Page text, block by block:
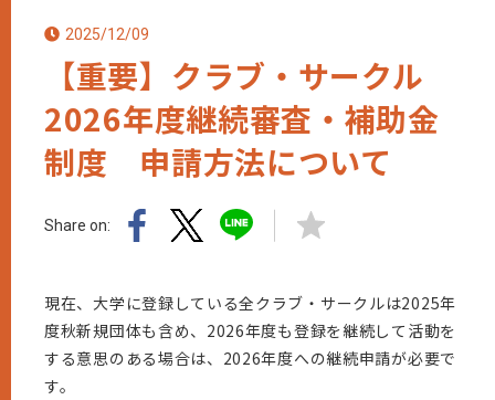
2025/12/09
【重要】クラブ・サークル
2026年度継続審査・補助金
制度 申請方法について
Share on:
現在、大学に登録している全クラブ・サークルは2025年
度秋新規団体も含め、2026年度も登録を継続して活動を
する意思のある場合は、2026年度への継続申請が必要で
す。